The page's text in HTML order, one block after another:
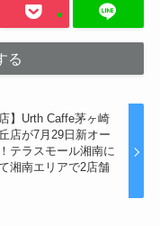
る
店】Urth Caffe茅ヶ崎
店が7月29日新オー
テラスモール湘南に
湘南エリアで2店舗